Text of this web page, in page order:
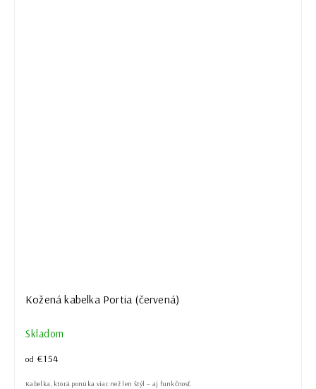
Kožená kabelka Portia (červená)
Skladom
od €154
Kabelka, ktorá ponúka viac než len štýl – aj funkčnosť.